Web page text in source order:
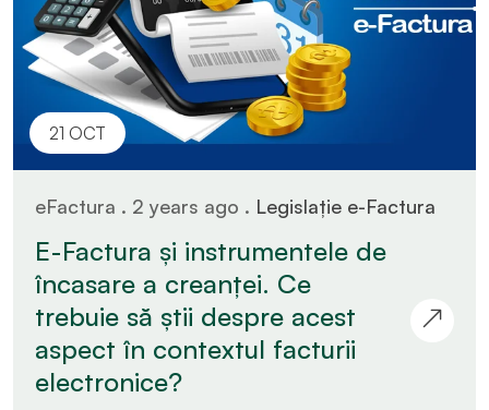
21 OCT
eFactura . 2 years ago . Legislație e-Factura
E-Factura și instrumentele de
încasare a creanței. Ce
trebuie să știi despre acest
aspect în contextul facturii
electronice?